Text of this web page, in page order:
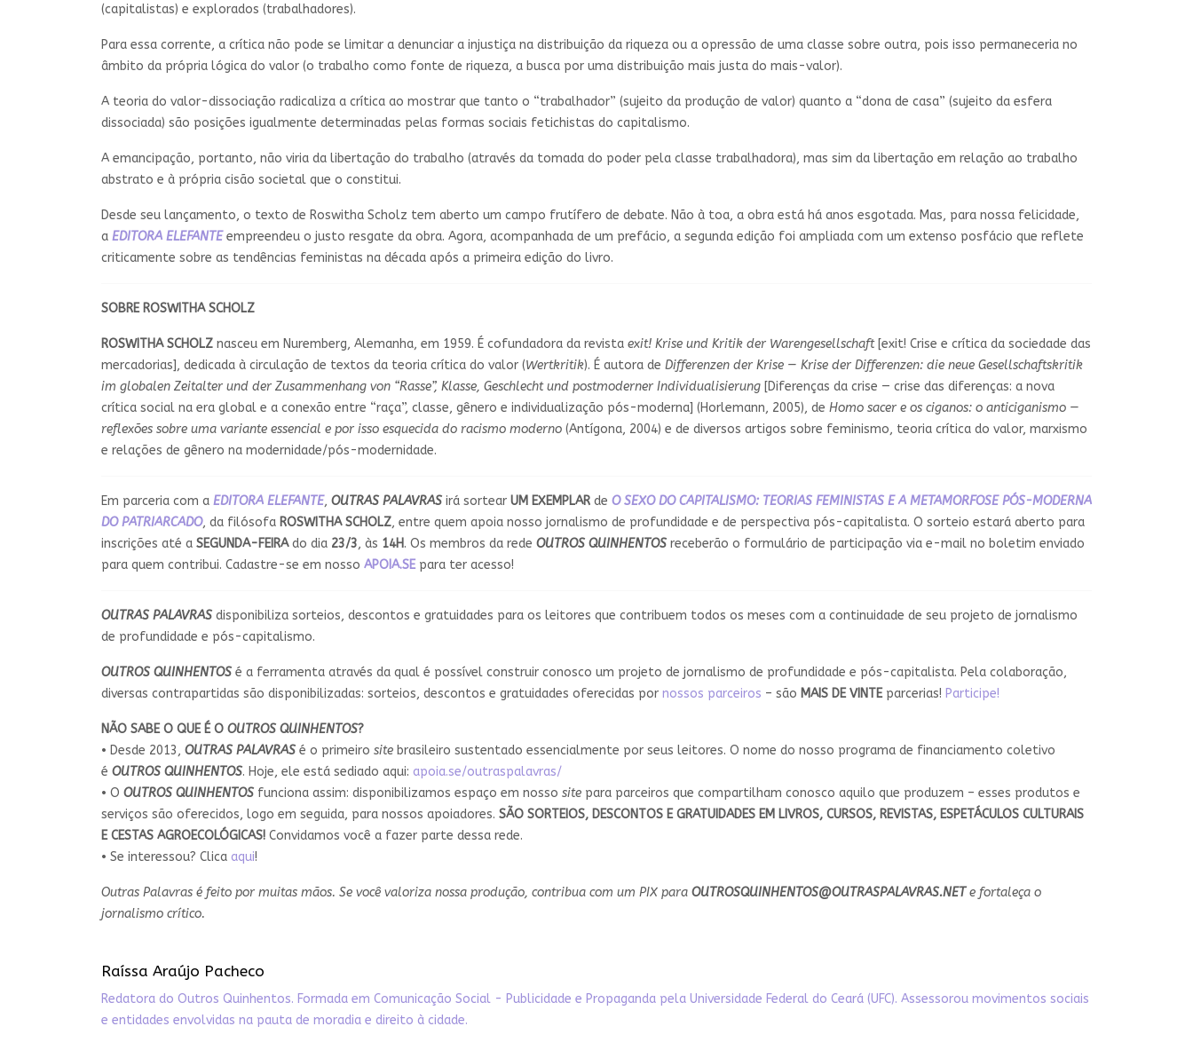
(capitalistas) e explorados (trabalhadores).
Para essa corrente, a crítica não pode se limitar a denunciar a injustiça na distribuição da riqueza ou a opressão de uma classe sobre outra, pois isso permaneceria no
âmbito da própria lógica do valor (o trabalho como fonte de riqueza, a busca por uma distribuição mais justa do mais-valor).
A teoria do valor-dissociação radicaliza a crítica ao mostrar que tanto o “trabalhador” (sujeito da produção de valor) quanto a “dona de casa” (sujeito da esfera
dissociada) são posições igualmente determinadas pelas formas sociais fetichistas do capitalismo.
A emancipação, portanto, não viria da libertação do trabalho (através da tomada do poder pela classe trabalhadora), mas sim da libertação em relação ao trabalho
abstrato e à própria cisão societal que o constitui.
Desde seu lançamento, o texto de Roswitha Scholz tem aberto um campo frutífero de debate. Não à toa, a obra está há anos esgotada. Mas, para nossa felicidade,
a EDITORA ELEFANTE empreendeu o justo resgate da obra. Agora, acompanhada de um prefácio, a segunda edição foi ampliada com um extenso posfácio que reflete
criticamente sobre as tendências feministas na década após a primeira edição do livro.
SOBRE ROSWITHA SCHOLZ
ROSWITHA SCHOLZ nasceu em Nuremberg, Alemanha, em 1959. É cofundadora da revista exit! Krise und Kritik der Warengesellschaft [exit! Crise e crítica da sociedade das
mercadorias], dedicada à circulação de textos da teoria crítica do valor (Wertkritik). É autora de Differenzen der Krise — Krise der Differenzen: die neue Gesellschaftskritik
im globalen Zeitalter und der Zusammenhang von “Rasse”, Klasse, Geschlecht und postmoderner Individualisierung [Diferenças da crise — crise das diferenças: a nova
crítica social na era global e a conexão entre “raça”, classe, gênero e individualização pós-moderna] (Horlemann, 2005), de Homo sacer e os ciganos: o anticiganismo —
reflexões sobre uma variante essencial e por isso esquecida do racismo moderno (Antígona, 2004) e de diversos artigos sobre feminismo, teoria crítica do valor, marxismo
e relações de gênero na modernidade/pós-modernidade.
Em parceria com a EDITORA ELEFANTE, OUTRAS PALAVRAS irá sortear UM EXEMPLAR de O SEXO DO CAPITALISMO: TEORIAS FEMINISTAS E A METAMORFOSE PÓS-MODERNA
DO PATRIARCADO, da filósofa ROSWITHA SCHOLZ, entre quem apoia nosso jornalismo de profundidade e de perspectiva pós-capitalista. O sorteio estará aberto para
inscrições até a SEGUNDA-FEIRAdo dia 23/3, às 14H. Os membros da rede OUTROS QUINHENTOS receberão o formulário de participação via e-mail no boletim enviado
para quem contribui. Cadastre-se em nosso APOIA.SE para ter acesso!
OUTRAS PALAVRAS disponibiliza sorteios, descontos e gratuidades para os leitores que contribuem todos os meses com a continuidade de seu projeto de jornalismo
de profundidade e pós-capitalismo.
OUTROS QUINHENTOS é a ferramenta através da qual é possível construir conosco um projeto de jornalismo de profundidade e pós-capitalista. Pela colaboração,
diversas contrapartidas são disponibilizadas: sorteios, descontos e gratuidades oferecidas por nossos parceiros – são MAIS DE VINTEparcerias! Participe!
NÃO SABE O QUE É O OUTROS QUINHENTOS?
• Desde 2013, OUTRAS PALAVRAS é o primeiro site brasileiro sustentado essencialmente por seus leitores. O nome do nosso programa de financiamento coletivo
é OUTROS QUINHENTOS. Hoje, ele está sediado aqui: apoia.se/outraspalavras/
• O OUTROS QUINHENTOS funciona assim: disponibilizamos espaço em nosso site para parceiros que compartilham conosco aquilo que produzem – esses produtos e
serviços são oferecidos, logo em seguida, para nossos apoiadores. SÃO SORTEIOS, DESCONTOS E GRATUIDADES EM LIVROS, CURSOS, REVISTAS, ESPETÁCULOS CULTURAIS
E CESTAS AGROECOLÓGICAS! Convidamos você a fazer parte dessa rede.
• Se interessou? Clica aqui!
Outras Palavras é feito por muitas mãos. Se você valoriza nossa produção, contribua com um PIX para OUTROSQUINHENTOS@OUTRASPALAVRAS.NET e fortaleça o
jornalismo crítico.
Raíssa Araújo Pacheco
Redatora do Outros Quinhentos. Formada em Comunicação Social - Publicidade e Propaganda pela Universidade Federal do Ceará (UFC). Assessorou movimentos sociais
e entidades envolvidas na pauta de moradia e direito à cidade.